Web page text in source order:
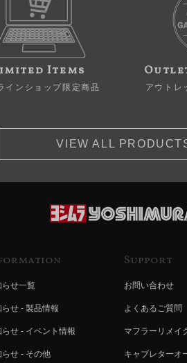
Items
インショップ限定商品 アウトレ
VIEW ALL
らせ一覧
らせ - 製品情報
らせ - イベント情報
らせ - その他
Support
お問い合わせ
よくあるご質問
マフラーリメイ
キャブレターオ